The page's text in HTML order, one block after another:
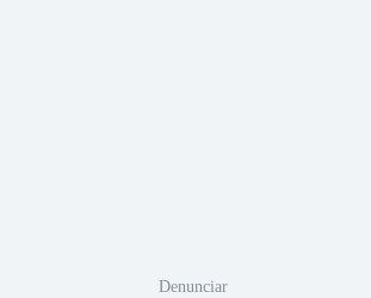
Denunciar